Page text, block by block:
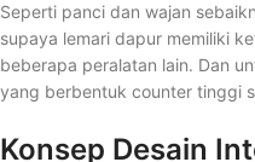
Seperti panci dan wajan
supaya lemari dapur memiliki
beberapa peralatan lain. Dan
yang berbentuk counter tinggi
Konsep Desain